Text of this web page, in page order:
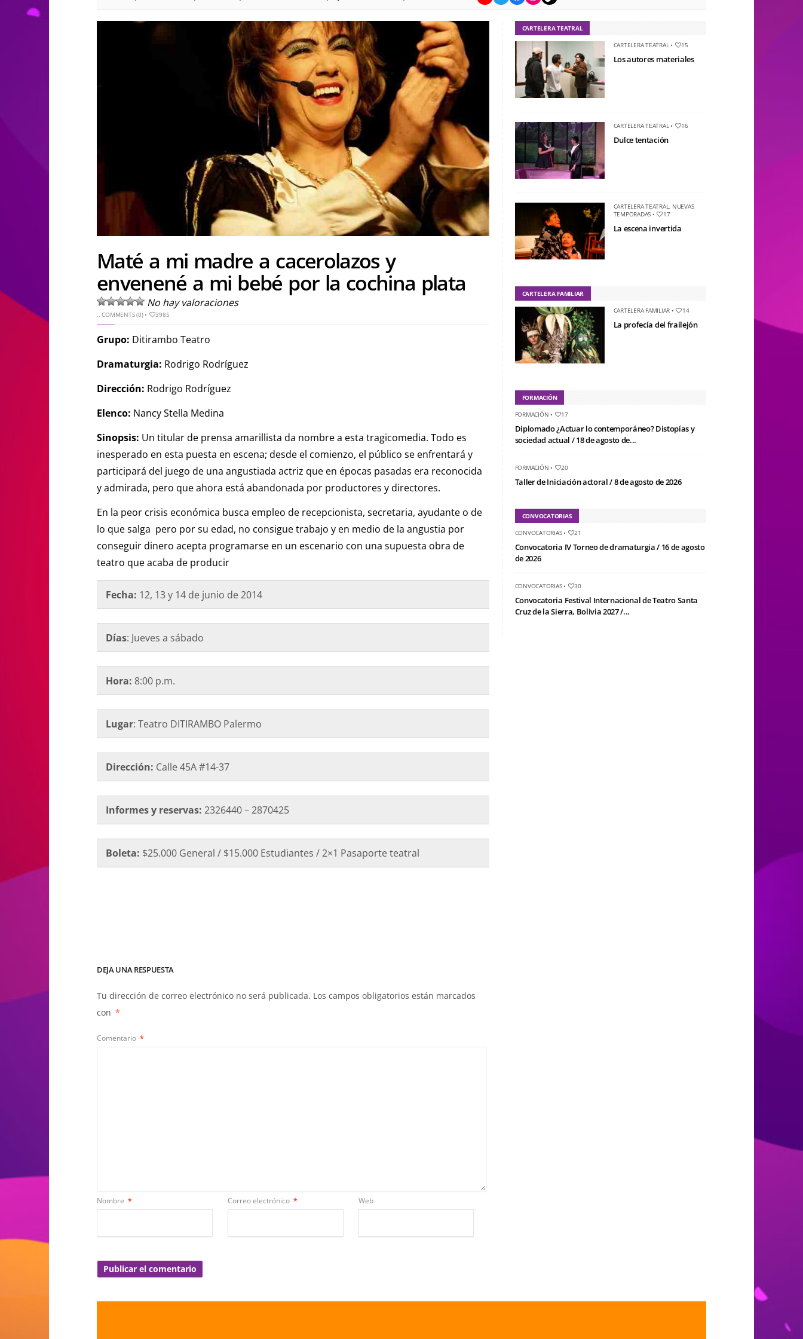
Maté a mi madre a cacerolazos y
envenené a mi bebé por la cochina plata
No hay valoraciones
..COMMENTS (0)• 3985
Grupo: Ditirambo Teatro
Dramaturgia: Rodrigo Rodríguez
Dirección: Rodrigo Rodríguez
Elenco: Nancy Stella Medina
Sinopsis: Un titular de prensa amarillista da nombre a esta tragicomedia. Todo es
inesperado en esta puesta en escena; desde el comienzo, el público se enfrentará y
participará del juego de una angustiada actriz que en épocas pasadas era reconocida
y admirada, pero que ahora está abandonada por productores y directores.
En la peor crisis económica busca empleo de recepcionista, secretaria, ayudante o de
lo que salga pero por su edad, no consigue trabajo y en medio de la angustia por
conseguir dinero acepta programarse en un escenario con una supuesta obra de
teatro que acaba de producir
Fecha: 12, 13 y 14 de junio de 2014
Días: Jueves a sábado
Hora: 8:00 p.m.
Lugar: Teatro DITIRAMBO Palermo
Dirección: Calle 45A #14-37
Informes y reservas: 2326440 – 2870425
Boleta: $25.000 General / $15.000 Estudiantes / 2×1 Pasaporte teatral
DEJA UNA RESPUESTA
Tu dirección de correo electrónico no será publicada. Los campos obligatorios están marcados
con *
Comentario *
Nombre * Correo electrónico * Web
CARTELERA TEATRAL
CARTELERA TEATRAL• 15
Los autores materiales
CARTELERA TEATRAL• 16
Dulce tentación
CARTELERA TEATRAL, NUEVAS
TEMPORADAS • 17
La escena invertida
CARTELERA FAMILIAR
CARTELERA FAMILIAR • 14
La profecía del frailejón
FORMACIÓN
FORMACIÓN • 17
Diplomado ¿Actuar lo contemporáneo? Distopías y
sociedad actual / 18 de agosto de...
FORMACIÓN • 20
Taller de Iniciación actoral / 8 de agosto de 2026
CONVOCATORIAS
CONVOCATORIAS• 21
Convocatoria IV Torneo de dramaturgia / 16 de agosto
de 2026
CONVOCATORIAS• 30
Convocatoria Festival Internacional de Teatro Santa
Cruz de la Sierra, Bolivia 2027 /...